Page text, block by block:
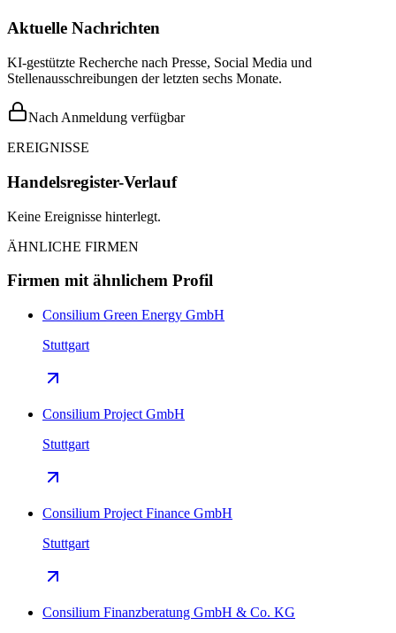
Aktuelle Nachrichten
KI-gestützte Recherche nach Presse, Social Media und
Stellenausschreibungen der letzten sechs Monate.
Nach Anmeldung verfügbar
EREIGNISSE
Handelsregister-Verlauf
Keine Ereignisse hinterlegt.
ÄHNLICHE FIRMEN
Firmen mit ähnlichem Profil
Consilium Green Energy GmbH
Stuttgart
Consilium Project GmbH
Stuttgart
Consilium Project Finance GmbH
Stuttgart
Consilium Finanzberatung GmbH & Co. KG